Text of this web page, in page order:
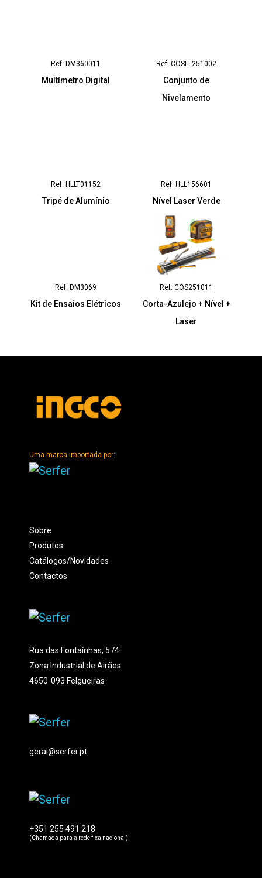
Ref: DM360011
Multímetro Digital
Ref: COSLL251002
Conjunto de
Nivelamento
Ref: HLLT01152
Tripé de Alumínio
Ref: HLL156601
Nível Laser Verde
Ref: DM3069
Kit de Ensaios Elétricos
Ref: COS251011
Corta-Azulejo + Nível +
Laser
Uma marca importada por:
Sobre
Produtos
Catálogos/Novidades
Contactos
Rua das Fontaínhas, 574
Zona Industrial de Airães
4650-093 Felgueiras
geral@serfer.pt
+351 255 491 218
(Chamada para a rede fixa nacional)